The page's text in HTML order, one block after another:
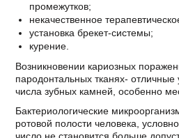
промежутков;
некачественное
установка брекет-системы;
курение.
Возникновении кариозных
пародонтальных тканях- отличные
числа зубных камней, особенно
Бактериологические
ротовой полости человека,